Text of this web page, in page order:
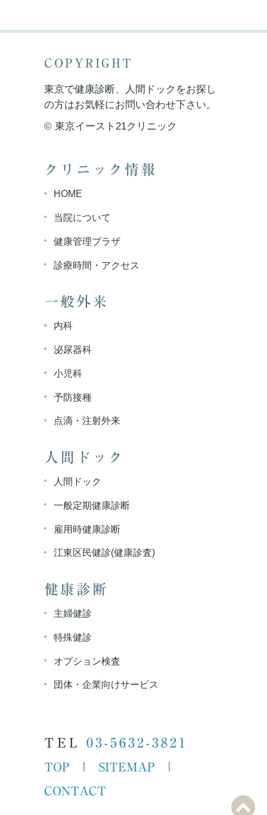
COPYRIGHT
東京で健康診断、人間ドックをお探し
の方はお気軽にお問い合わせ下さい。
© 東京イースト21クリニック
クリニック情報
HOME
当院について
健康管理プラザ
診療時間・アクセス
一般外来
内科
泌尿器科
小児科
予防接種
点滴・注射外来
人間ドック
人間ドック
一般定期健康診断
雇用時健康診断
江東区民健診(健康診査)
健康診断
主婦健診
特殊健診
オプション検査
団体・企業向けサービス
TEL 03-5632-3821
TOP SITEMAP
CONTACT